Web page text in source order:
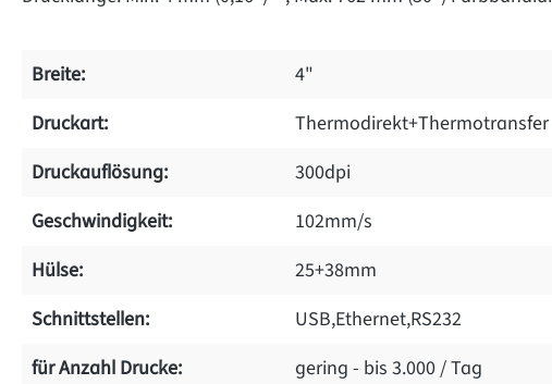
Breite:
4"
Druckart:
Thermodirekt+Thermotransfer
Druckauflösung:
300dpi
Geschwindigkeit:
102mm/s
Hülse:
25+38mm
Schnittstellen:
USB,Ethernet,RS232
für Anzahl Drucke:
gering - bis 3.000 / Tag